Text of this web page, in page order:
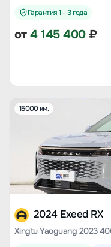
Гарантия 1 - 3 года
от4 145 400₽
15000 км.
2024 Exeed RX
Xingtu Yaoguang 2023